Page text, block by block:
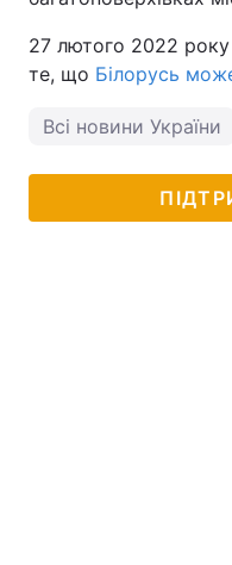
27 лютого 2022 року
те, що Білорусь
Всі новини України